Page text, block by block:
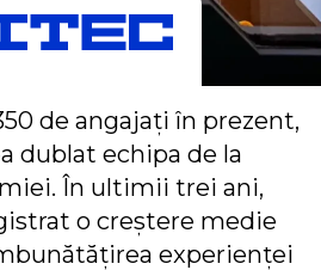
de angajați în prezent,
dublat echipa de la
În ultimii trei ani,
o creștere medie
experienței